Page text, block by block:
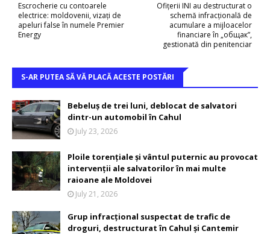
Ofițerii INI au destructurat o
schemă infracțională de
acumulare a mijloacelor
financiare în „общак”,
gestionată din penitenciar
Escrocherie cu contoarele
electrice: moldovenii, vizați de
apeluri false în numele Premier
Energy
S-AR PUTEA SĂ VĂ PLACĂ ACESTE POSTĂRI
Bebeluș de trei luni, deblocat de salvatori
dintr-un automobil în Cahul
July 23, 2026
Ploile torențiale și vântul puternic au provocat
intervenții ale salvatorilor în mai multe
raioane ale Moldovei
July 21, 2026
Grup infracțional suspectat de trafic de
droguri, destructurat în Cahul și Cantemir